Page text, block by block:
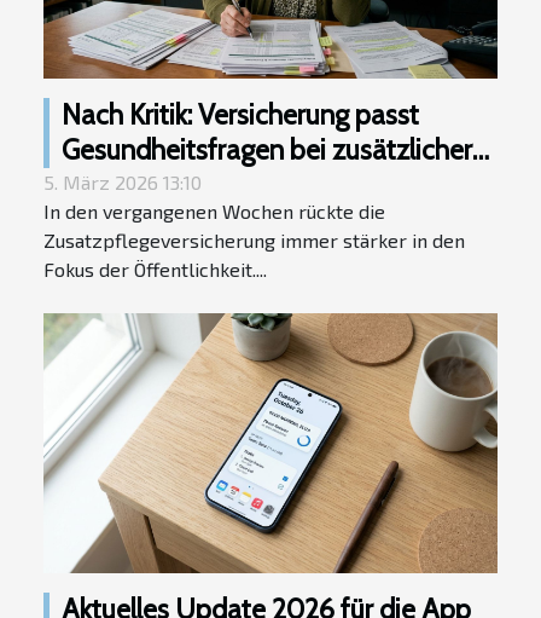
Nach Kritik: Versicherung passt
Gesundheitsfragen bei zusätzlicher
Pflegeversicherung nun doch an
5. März 2026 13:10
In den vergangenen Wochen rückte die
Zusatzpflegeversicherung immer stärker in den
Fokus der Öffentlichkeit....
Aktuelles Update 2026 für die App